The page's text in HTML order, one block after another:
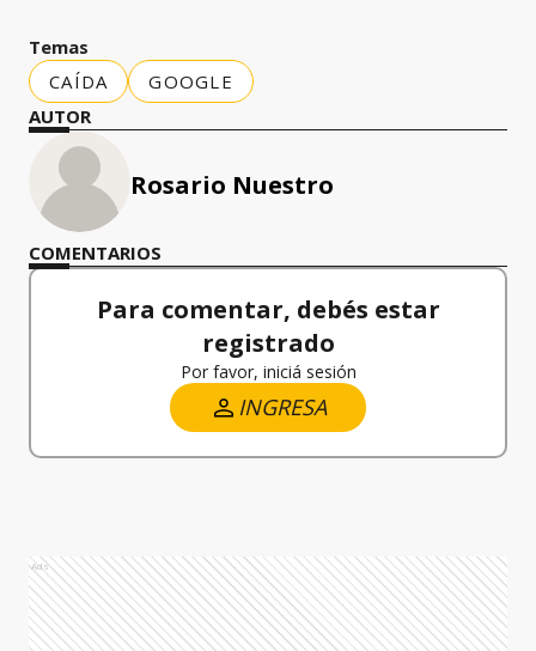
Temas
CAÍDA
GOOGLE
AUTOR
Rosario Nuestro
COMENTARIOS
Para comentar, debés estar
registrado
Por favor, iniciá sesión
INGRESA
Ads